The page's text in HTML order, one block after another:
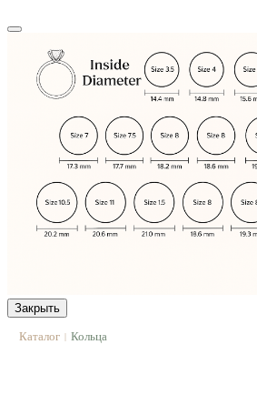
Закрыть
Каталог | Кольца